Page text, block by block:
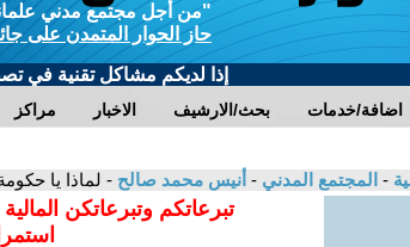
"من أجل مجتمع مدني
حاز الحوار المتمدن على
إذا لديكم مشاكل تقنية في
مراكز الاخبار بحث/الارشيف اضافة/خدمات
- المجتمع المدني - أنيس محمد صالح - لماذا يا
تبرعاتكم وتبرعاتكن